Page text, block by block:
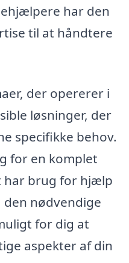
har den
til at håndtere
der opererer i
løsninger, der
specifikke behov.
for en komplet
har brug for hjælp
nødvendige
for dig at
aspekter af din